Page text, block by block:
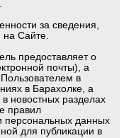
за сведения,
Сайте.
предоставляет о
почты), а
в
в Барахолке, а
новостных разделах
правил
персональных данных
для публикации в